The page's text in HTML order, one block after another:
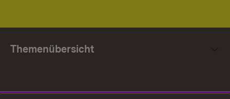
Themenübersicht